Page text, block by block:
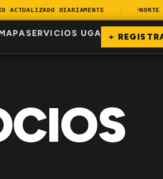
DIARIAMENTE NORTE ·
SERVICIOS UGA +